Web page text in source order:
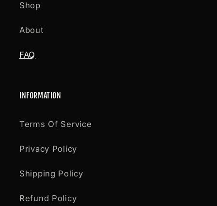
Shop
About
FAQ
INFORMATION
Terms Of Service
Privacy Policy
Shipping Policy
Refund Policy